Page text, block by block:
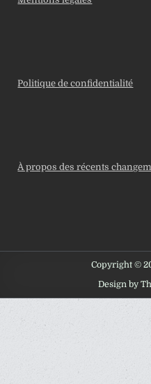
Politique de confidentialité
À propos des récents
Copyright ©
Design by